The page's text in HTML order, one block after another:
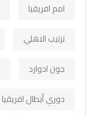
امم افريقيا
ترتيب الاهلي
جون ادوارد
دوري أبطال افريقيا